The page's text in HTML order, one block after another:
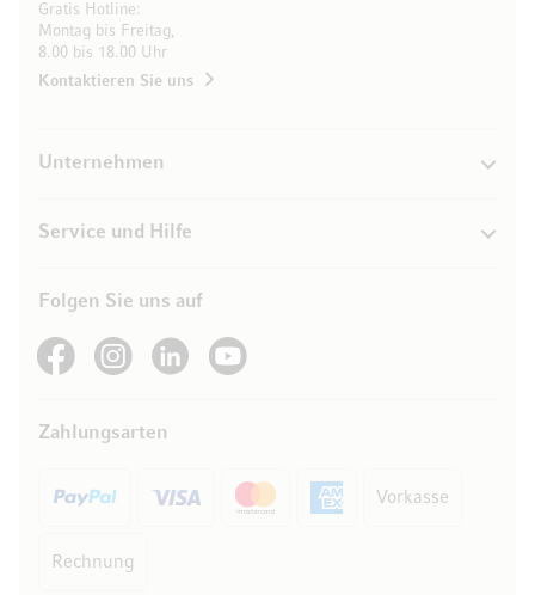
Gratis Hotline:
Montag bis Freitag,
8.00 bis 18.00 Uhr
Kontaktieren Sie uns
Unternehmen
Service und Hilfe
Folgen Sie uns auf
See our FacebookSee our Instagram account
See our LinkedInSee our YouTube channel
Zahlungsarten
Vorkasse
Rechnung